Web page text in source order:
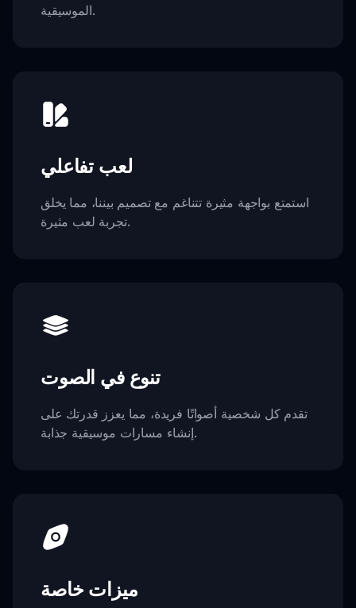
الموسيقية.
لعب تفاعلي
استمتع بواجهة مثيرة تتناغم مع تصميم بيننا، مما يخلق
تجربة لعب مثيرة.
تنوع في الصوت
تقدم كل شخصية أصواتًا فريدة، مما يعزز قدرتك على
إنشاء مسارات موسيقية جذابة.
ميزات خاصة